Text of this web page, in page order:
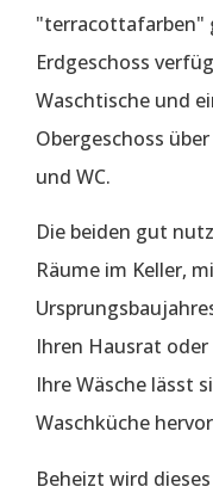
"terracottafarben"
Erdgeschoss
Waschtische und
Obergeschoss
und WC.
Die beiden gut
Räume im Keller,
Ihren Hausrat
Ihre Wäsche lässt
Waschküche
Beheizt wird